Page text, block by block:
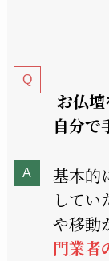
お仏
自分で
基本的
してい
や移動
門業者